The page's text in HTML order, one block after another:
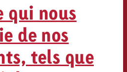
qui nous
de nos
tels que